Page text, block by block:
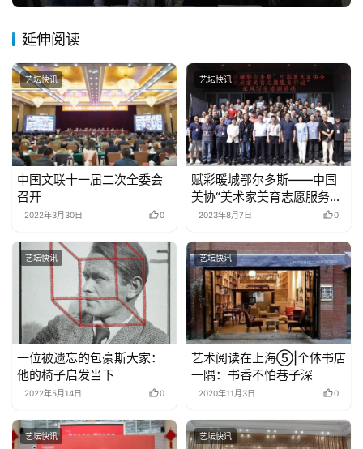
延伸阅读
艺坛快讯
中国文联十一届二次全委会
召开
2022年3月30日 0
艺坛快讯
赋彩暖城鄂尔多斯——中国
美协“美术家美育志愿服务行
动”采风写生活动在鄂尔多斯
2023年8月7日 0
艺坛快讯
一位被遗忘的包豪斯大家：
他的椅子启发当下
2022年5月14日 0
艺坛快讯
艺术阅读在上海⑤|个体书店
一隅：书香不怕巷子深
2020年11月3日 0
艺坛快讯 艺坛快讯